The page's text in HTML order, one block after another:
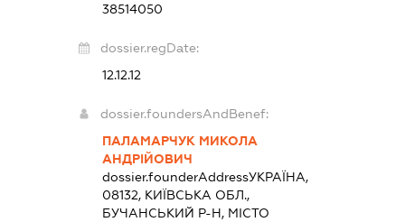
38514050
dossier.regDate:
12.12.12
dossier.foundersAndBenef:
ПАЛАМАРЧУК МИКОЛА
АНДРІЙОВИЧ
dossier.founderAddressУКРАЇНА,
08132, КИЇВСЬКА ОБЛ.,
БУЧАНСЬКИЙ Р-Н, МІСТО